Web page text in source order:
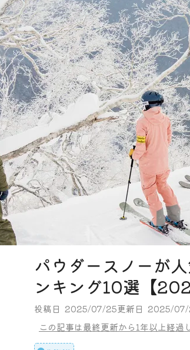
パウダースノーが
ンキング10選【
投稿日 2025/07/25更新日 2025/
この記事は最終更新から1年以上経過